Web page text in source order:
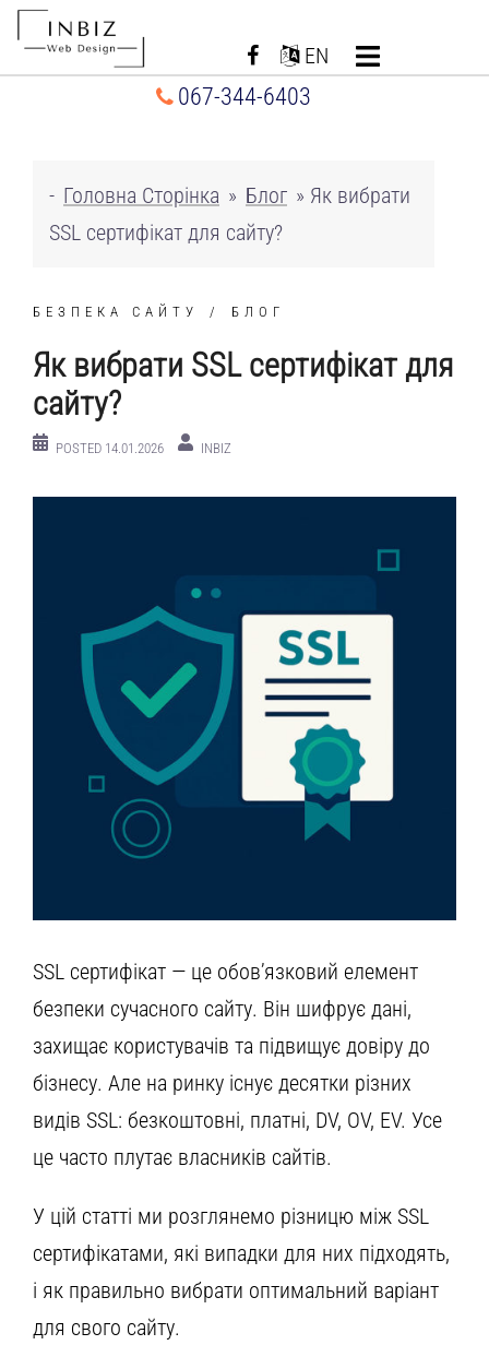
Перейти
EN
067-344-6403
- Головна Сторінка » Блог » Як вибрати
SSL сертифікат для сайту?
БЕЗПЕКА САЙТУ БЛОГ
Як вибрати SSL сертифікат для
сайту?
POSTED 14.01.2026 INBIZ
SSL сертифікат — це обов’язковий елемент
безпеки сучасного сайту. Він шифрує дані,
захищає користувачів та підвищує довіру до
бізнесу. Але на ринку існує десятки різних
видів SSL: безкоштовні, платні, DV, OV, EV. Усе
це часто плутає власників сайтів.
У цій статті ми розглянемо різницю між SSL
сертифікатами, які випадки для них підходять,
і як правильно вибрати оптимальний варіант
для свого сайту.